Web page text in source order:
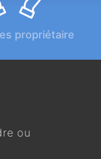
propriétaire
ou